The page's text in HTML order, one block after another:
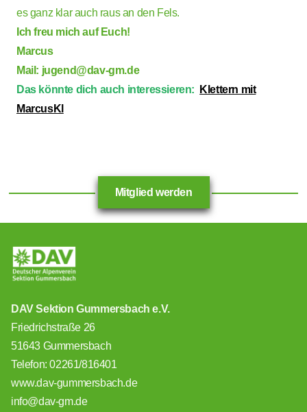
es ganz klar auch raus an den Fels.
Ich freu mich auf Euch!
Marcus
Mail: jugend@dav-gm.de
Das könnte dich auch interessieren:
Klettern mit
MarcusKl
Mitglied werden
DAV Sektion Gummersbach e.V.
Friedrichstraße 26
51643 Gummersbach
Telefon: 02261/816401
www.dav-gummersbach.de
info@dav-gm.de